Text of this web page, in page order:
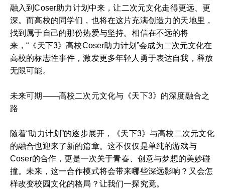
融入到Coser助力计划中来，让二次元文化走得更远、更
深。而高校的同学们，也将在这片充满创造力的天地里，
找到属于自己的那份热爱与坚持。相信在不远的将
来，“《天下3》高校Coser助力计划”会成为二次元文化在
高校的标志性事件，激发更多年轻人勇于表达自我，释放
无限可能。
未来可期——高校二次元文化与《天下3》的深度融合之
路
随着“助力计划”的逐步展开，《天下3》与高校二次元文化
的融合也迎来了新的篇章。这不仅仅是单纯的游戏与
Coser的合作，更是一次关于青春、创意与梦想的美妙碰
撞。未来，这一合作模式将会带来哪些深远影响？又会怎
样改变校园文化的格局？让我们一探究竟。